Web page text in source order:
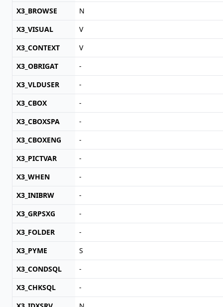
X3_BROWSE
N
X3_VISUAL
V
X3_CONTEXT
V
X3_OBRIGAT
-
X3_VLDUSER
-
X3_CBOX
-
X3_CBOXSPA
-
X3_CBOXENG
-
X3_PICTVAR
-
X3_WHEN
-
X3_INIBRW
-
X3_GRPSXG
-
X3_FOLDER
-
X3_PYME
S
X3_CONDSQL
-
X3_CHKSQL
-